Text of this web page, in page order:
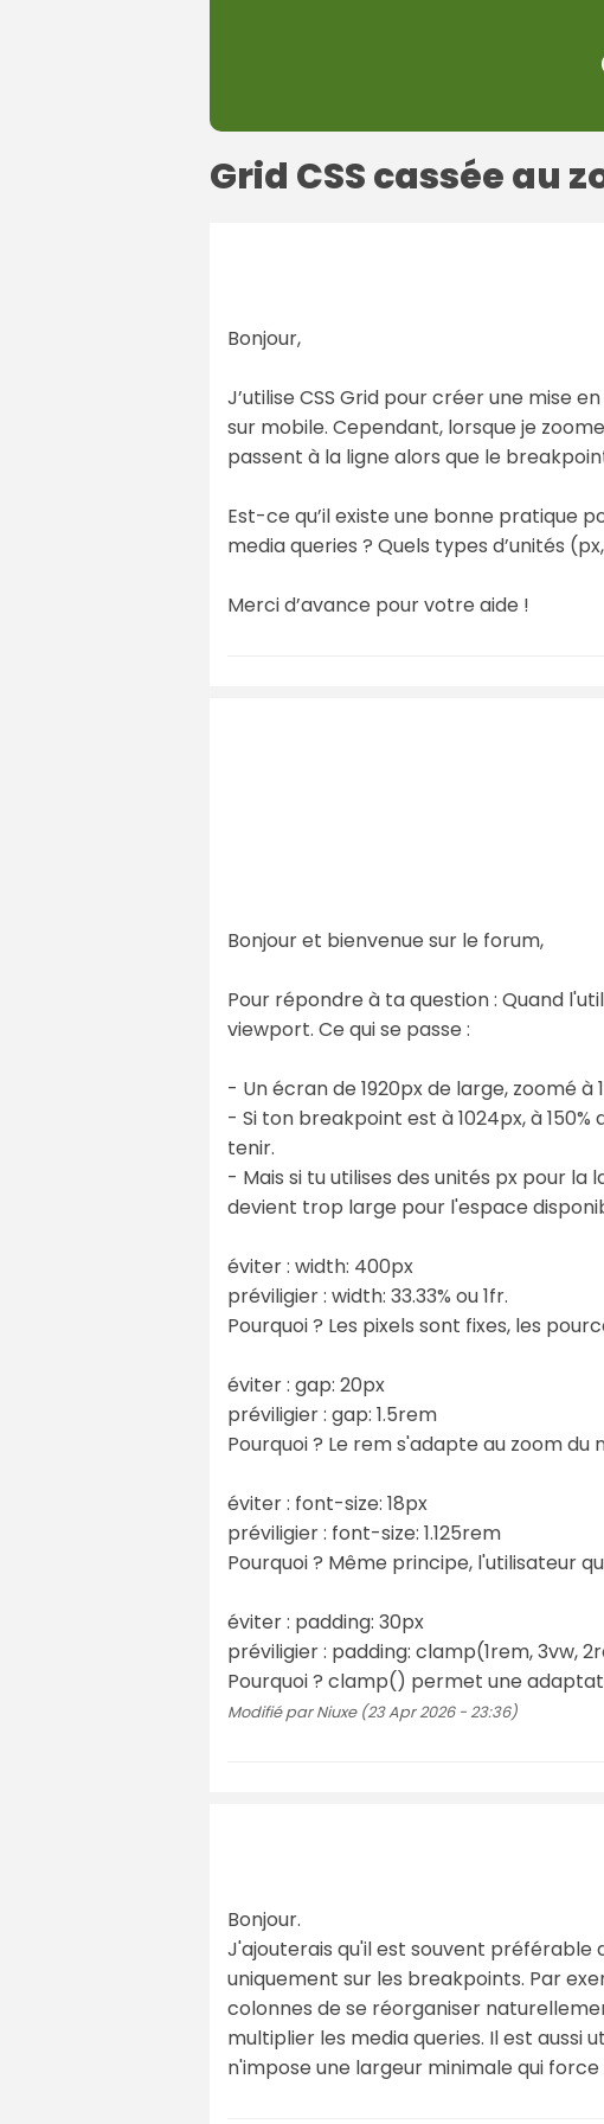
Grid CSS cassée au
Bonjour,
J’utilise CSS Grid pour créer une mise
sur mobile. Cependant, lorsque je
passent à la ligne alors que le
Est-ce qu’il existe une bonne pratique
media queries ? Quels types d’unités
Merci d’avance pour votre aide !
Bonjour et bienvenue sur le forum,
Pour répondre à ta question : Quand
viewport. Ce qui se passe :
- Un écran de 1920px de large, zoomé à
- Si ton breakpoint est à 1024px, à
tenir.
- Mais si tu utilises des unités px pour
devient trop large pour l'espace
éviter : width: 400px
préviligier : width: 33.33% ou 1fr.
Pourquoi ? Les pixels sont fixes, les
éviter : gap: 20px
préviligier : gap: 1.5rem
Pourquoi ? Le rem s'adapte au zoom du
éviter : font-size: 18px
préviligier : font-size: 1.125rem
Pourquoi ? Même principe, l'utilisateur
éviter : padding: 30px
préviligier : padding: clamp(1rem, 3vw,
Pourquoi ? clamp() permet une
Modifié par Niuxe (23 Apr 2026 - 23:36)
Bonjour.
J'ajouterais qu'il est souvent
uniquement sur les breakpoints. Par
colonnes de se réorganiser
multiplier les media queries. Il est aussi
n'impose une largeur minimale qui force